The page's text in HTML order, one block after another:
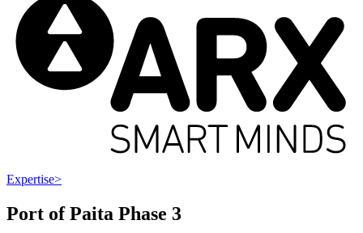
Expertise>
Port of Paita Phase 3